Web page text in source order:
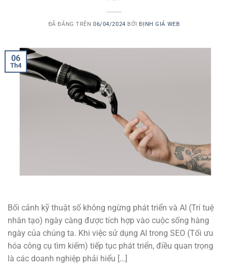
ĐÃ ĐĂNG TRÊN06/04/2024 BỞIĐỊNH GIÁ WEB
06
Th4
Bối cảnh kỹ thuật số không ngừng phát triển và AI (Trí tuệ
nhân tạo) ngày càng được tích hợp vào cuộc sống hàng
ngày của chúng ta. Khi việc sử dụng AI trong SEO (Tối ưu
hóa công cụ tìm kiếm) tiếp tục phát triển, điều quan trọng
là các doanh nghiệp phải hiểu […]